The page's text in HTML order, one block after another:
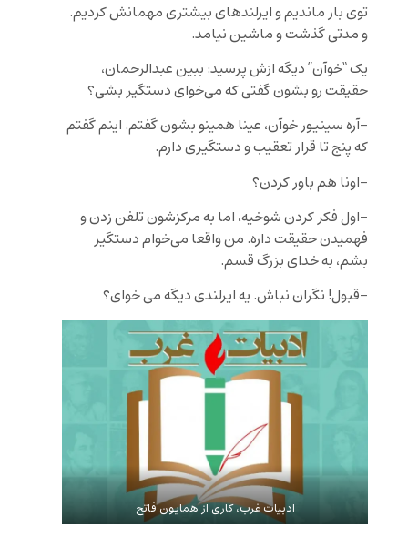
توی بار ماندیم و ایرلندهای بیشتری مهمانش کردیم.
و مدتی گذشت و ماشین نیامد.
یک “خوآن” دیگه ازش پرسید: ببین عبدالرحمان،
حقیقت رو بشون گفتی که می‌خوای دستگیر بشی؟
-آره سینیور خوآن، عینا همینو بشون گفتم. اینم گفتم
که پنج تا قرار تعقیب و دستگیری دارم.
-اونا هم باور کردن؟
-اول فکر کردن شوخیه، اما به مرکزشون تلفن زدن و
فهمیدن حقیقت داره. من واقعا می‌خوام دستگیر
بشم، به خدای بزرگ قسم.
-قبول! نگران نباش. یه ایرلندی دیگه می خوای؟
ادبیات غرب، کاری از همایون فاتح